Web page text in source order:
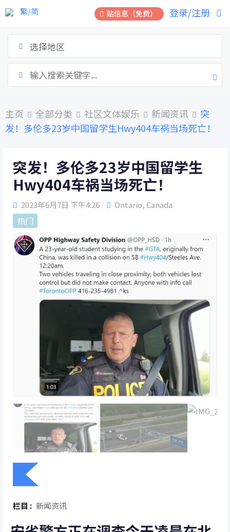
跳
到
贴信息（免费） 登录/注册
繁/简
选择地区
主页 全部分类 社区文体娱乐 新闻资讯
突
发！多伦多23岁中国留学生Hwy404车祸当场死亡！
突发！多伦多23岁中国留学生
Hwy404车祸当场死亡！
2023年6月7日 下午4:26 Ontario,Canada
热门
栏目 : 新闻资讯